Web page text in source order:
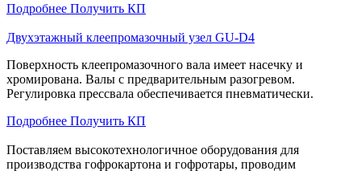
Подробнее Получить КП
Двухэтажный клеепромазочный узел GU-D4
Поверхность клеепромазочного вала имеет насечку и
хромирована. Валы с предварительным разогревом.
Регулировка прессвала обеспечивается пневматически.
Подробнее Получить КП
Поставляем высокотехнологичное оборудования для
производства гофрокартона и гофротары, проводим